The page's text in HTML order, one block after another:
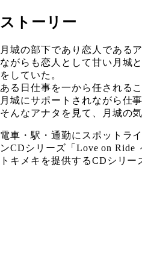
ストーリー
月城の部下であり恋人である
ながらも恋人として甘い月城
をしていた。
ある日仕事を一から任される
月城にサポートされながら仕
そんなアナタを見て、月城の
電車・駅・通勤にスポットラ
ンCDシリーズ「Love on Ride
トキメキを提供するCDシリー